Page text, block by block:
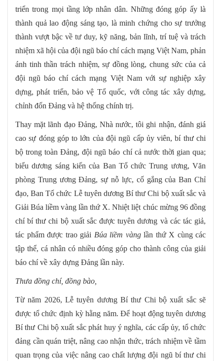
triển trong mọi tầng lớp nhân dân. Những đóng góp ấy là
thành quả lao động sáng tạo, là minh chứng cho sự trưởng
thành vượt bậc về tư duy, kỹ năng, bản lĩnh, trí tuệ và trách
nhiệm xã hội của đội ngũ báo chí cách mạng Việt Nam, phản
ánh tinh thần trách nhiệm, sự đồng lòng, chung sức của cả
đội ngũ báo chí cách mạng Việt Nam với sự nghiệp xây
dựng, phát triển, bảo vệ Tổ quốc, với công tác xây dựng,
chỉnh đốn Đảng và hệ thống chính trị.
Thay mặt lãnh đạo Đảng, Nhà nước, tôi ghi nhận, đánh giá
cao sự đóng góp to lớn của đội ngũ cấp ủy viên, bí thư chi
bộ trong toàn Đảng, đội ngũ báo chí cả nước thời gian qua;
biểu dương sáng kiến của Ban Tổ chức Trung ương, Văn
phòng Trung ương Đảng, sự nỗ lực, cố gắng của Ban Chỉ
đạo, Ban Tổ chức Lễ tuyên dương Bí thư Chi bộ xuất sắc và
Giải Búa liềm vàng lần thứ X. Nhiệt liệt chúc mừng 96 đồng
chí bí thư chi bộ xuất sắc được tuyên dương và các tác giả,
tác phẩm được trao giải Búa liềm vànglần thứ X cùng các
tập thể, cá nhân có nhiều đóng góp cho thành công của giải
báo chí về xây dựng Đảng lần này.
Thưa đồng chí, đồng bào,
Từ năm 2026, Lễ tuyên dương Bí thư Chi bộ xuất sắc sẽ
được tổ chức định kỳ hằng năm. Để hoạt động tuyên dương
Bí thư Chi bộ xuất sắc phát huy ý nghĩa, các cấp ủy, tổ chức
đảng cần quán triệt, nâng cao nhận thức, trách nhiệm về tầm
quan trọng của việc nâng cao chất lượng đội ngũ bí thư chi